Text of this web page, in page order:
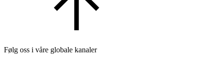
Følg oss i våre globale kanaler